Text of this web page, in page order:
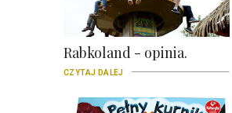
Rabkoland - opinia.
CZYTAJ DALEJ